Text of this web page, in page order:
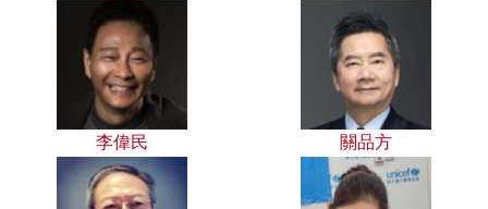
李偉民 關品方